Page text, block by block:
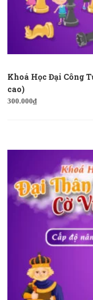
Khoá Học Đại Công
cao)
300.000₫